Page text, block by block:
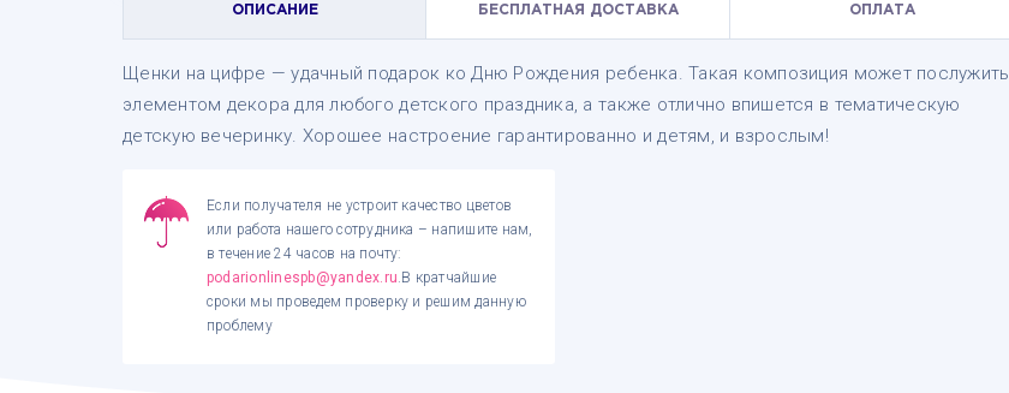
ОПИСАНИЕ БЕСПЛАТНАЯ ДОСТАВКА ОПЛАТА
Щенки на цифре — удачный подарок ко Дню Рождения ребенка. Такая композиция может послужить
элементом декора для любого детского праздника, а также отлично впишется в тематическую
детскую вечеринку. Хорошее настроение гарантированно и детям, и взрослым!
Если получателя не устроит качество цветов
или работа нашего сотрудника – напишите нам,
в течение 24 часов на почту:
podarionlinespb@yandex.ru.В кратчайшие
сроки мы проведем проверку и решим данную
проблему